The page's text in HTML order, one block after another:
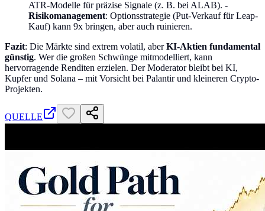
ATR-Modelle für präzise Signale (z. B. bei ALAB). -
Risikomanagement: Optionsstrategie (Put-Verkauf für Leap-
Kauf) kann 9x bringen, aber auch ruinieren.
Fazit: Die Märkte sind extrem volatil, aberKI-Aktien fundamental
günstig. Wer die großen Schwünge mitmodelliert, kann
hervorragende Renditen erzielen. Der Moderator bleibt bei KI,
Kupfer und Solana – mit Vorsicht bei Palantir und kleineren Crypto-
Projekten.
QUELLE